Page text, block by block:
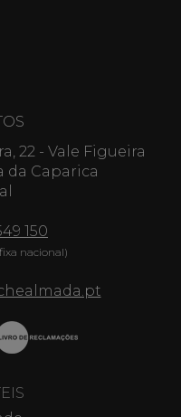
22 - Vale Figueira
da Caparica
150
nacional)